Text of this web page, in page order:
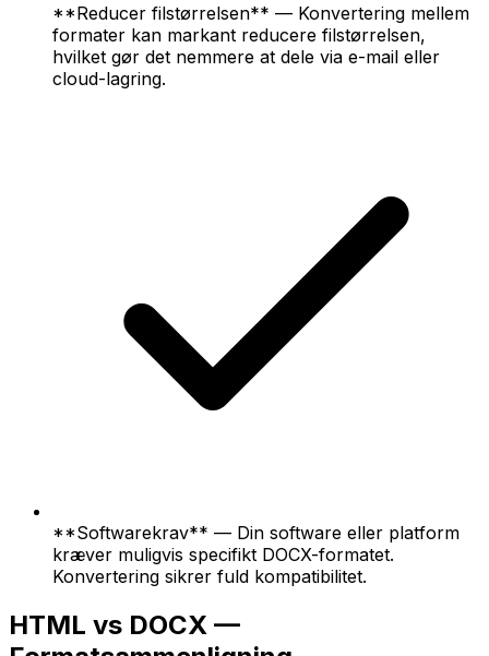
**Reducer filstørrelsen** — Konvertering mellem
formater kan markant reducere filstørrelsen,
hvilket gør det nemmere at dele via e-mail eller
cloud-lagring.
**Softwarekrav** — Din software eller platform
kræver muligvis specifikt DOCX-formatet.
Konvertering sikrer fuld kompatibilitet.
HTML vs DOCX —